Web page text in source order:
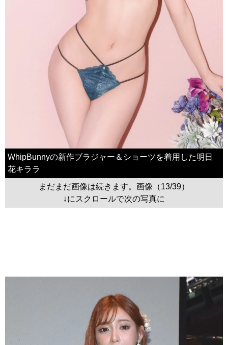
WhipBunnyの新作ブラジャー＆ショーツを着用した明日
花キララ
まだまだ画像は続きます。画像（13/39）
↓にスクロールで次の写真に